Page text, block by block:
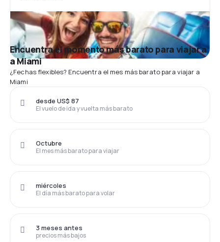
Encuentra el momento más barato para viajar a
a Miami
¿Fechas flexibles? Encuentra el mes más barato para viajar a
Miami
El vuelo de ida y vuelta más barato
desde US$ 87
El mes más barato para viajar
Octubre
El día más barato para volar
miércoles
precios más bajos
3 meses antes